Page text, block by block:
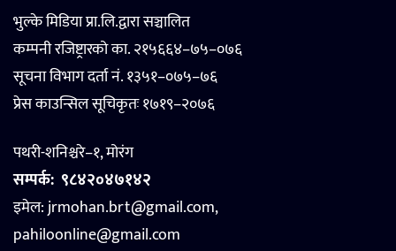
भुल्के मिडिया प्रा.लि.द्वारा सञ्चालित
कम्पनी रजिष्ट्रारको का. २१५६६४–७५–०७६
सूचना विभाग दर्ता नं. १३५१–०७५–७६
प्रेस काउन्सिल सूचिकृतः १७१९–२०७६
पथरी-शनिश्चरे–१, मोरंग
सम्पर्क: ९८४२०४७१४२
इमेल: jrmohan.brt@gmail.com,
pahiloonline@gmail.com